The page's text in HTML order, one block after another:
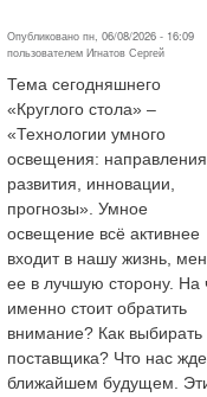
Опубликовано пн, 06/08/2026 - 16:09
пользователем Игнатов Сергей
Тема сегодняшнего
«Круглого стола» –
«Технологии умного
освещения: направления
развития, инновации,
прогнозы». Умное
освещение всё активнее
входит в нашу жизнь,
ее в лучшую сторону. На
именно стоит обратить
внимание? Как выбирать
поставщика? Что нас
ближайшем будущем.